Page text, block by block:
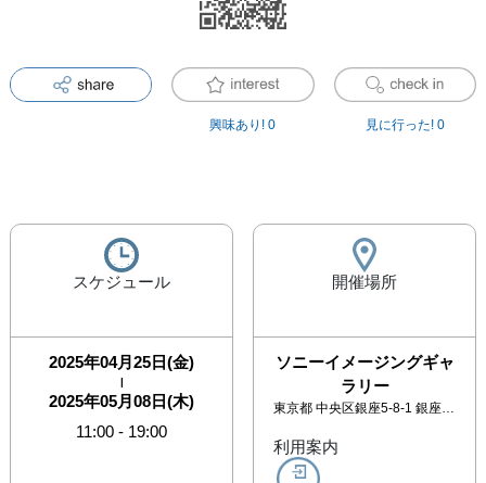
興味あり! 0 見に行った! 0
スケジュール
2025年04月25日(金)
|
2025年05月08日(木)
11:00 - 19:00
開催場所
ソニーイメージングギャ
ラリー
東京都 中央区銀座5-8-1 銀座プレイス6階
利用案内